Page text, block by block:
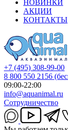
НОВИНКИ
АКЦИИ
КОНТАКТЫ
+7 (495) 308-99-00
8 800 550 2156
09:00-22:00
info@aquanimal.ru
Сотрудничество